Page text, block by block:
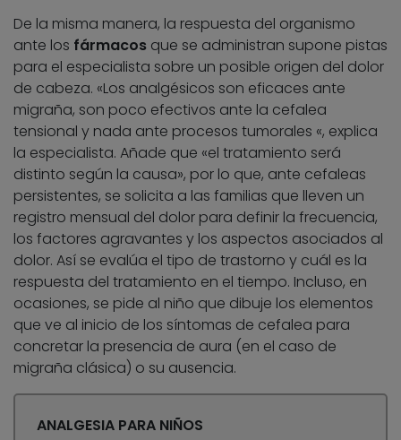
De la misma manera, la respuesta del organismo
ante los fármacos que se administran supone pistas
para el especialista sobre un posible origen del dolor
de cabeza. «Los analgésicos son eficaces ante
migraña, son poco efectivos ante la cefalea
tensional y nada ante procesos tumorales «, explica
la especialista. Añade que «el tratamiento será
distinto según la causa», por lo que, ante cefaleas
persistentes, se solicita a las familias que lleven un
registro mensual del dolor para definir la frecuencia,
los factores agravantes y los aspectos asociados al
dolor. Así se evalúa el tipo de trastorno y cuál es la
respuesta del tratamiento en el tiempo. Incluso, en
ocasiones, se pide al niño que dibuje los elementos
que ve al inicio de los síntomas de cefalea para
concretar la presencia de aura (en el caso de
migraña clásica) o su ausencia.
ANALGESIA PARA NIÑOS